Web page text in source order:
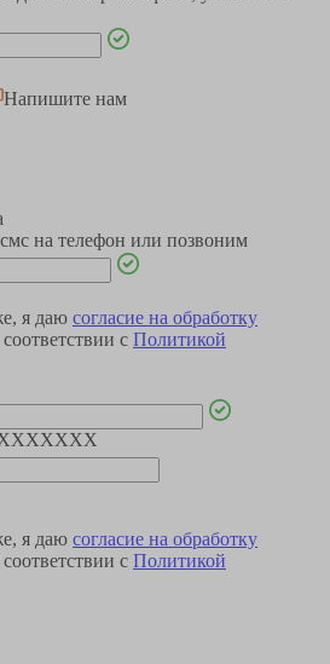
Напишите нам
на телефон или позвоним
я даю согласие на обработку
с Политикой
я даю согласие на обработку
с Политикой